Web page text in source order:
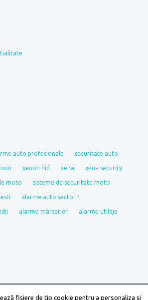
auto profesionale securitate auto
xenon hid xena xena security
moto sisteme de securitate moto
alarme auto sector 1
alarme marsarier alarme utilaje
fişiere de tip cookie pentru a personaliza și